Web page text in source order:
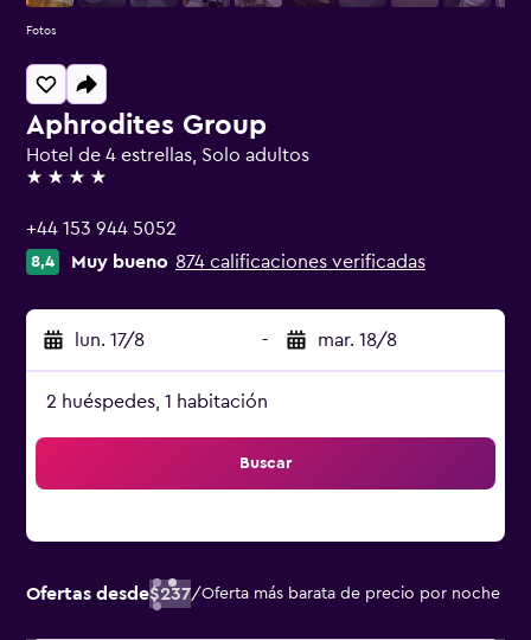
Aphrodites Group
Hotel de 4 estrellas, Solo adultos
4 estrellas
+44 153 944 5052
8,4 Muy bueno 874 calificaciones verificadas
lun. 17/8 - mar. 18/8
2 huéspedes, 1 habitación
Buscar
Ofertas desde$237/Oferta más barata de precio por noche
Fotos